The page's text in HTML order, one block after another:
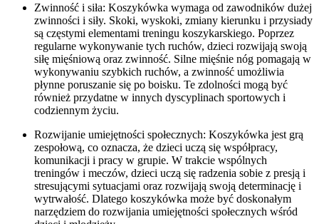
Zwinność i siła: Koszykówka wymaga od zawodników dużej
zwinności i siły. Skoki, wyskoki, zmiany kierunku i przysiady
są częstymi elementami treningu koszykarskiego. Poprzez
regularne wykonywanie tych ruchów, dzieci rozwijają swoją
siłę mięśniową oraz zwinność. Silne mięśnie nóg pomagają w
wykonywaniu szybkich ruchów, a zwinność umożliwia
płynne poruszanie się po boisku. Te zdolności mogą być
również przydatne w innych dyscyplinach sportowych i
codziennym życiu.
Rozwijanie umiejętności społecznych: Koszykówka jest grą
zespołową, co oznacza, że dzieci uczą się współpracy,
komunikacji i pracy w grupie. W trakcie wspólnych
treningów i meczów, dzieci uczą się radzenia sobie z presją i
stresującymi sytuacjami oraz rozwijają swoją determinację i
wytrwałość. Dlatego koszykówka może być doskonałym
narzędziem do rozwijania umiejętności społecznych wśród